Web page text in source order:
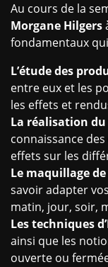
Au cours de la
Morgane Hilgers
fondamentaux
L’étude des
entre eux et les
les effets et
La réalisation
connaissance
effets sur les
Le maquillage
savoir adapter
matin, jour, soir,
Les techniques
ainsi que les
ouverte ou